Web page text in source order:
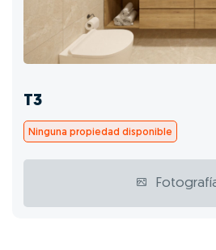
T3
Ninguna propiedad disponible